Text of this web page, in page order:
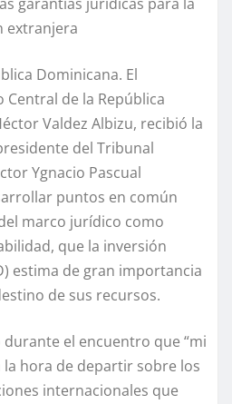
extranjera
blica Dominicana. El
de la República
Valdez Albizu, recibió la
del Tribunal
Ygnacio Pascual
puntos en común
marco jurídico como
, que la inversión
estima de gran importancia
de sus recursos.
el encuentro que “mi
hora de departir sobre los
internacionales que